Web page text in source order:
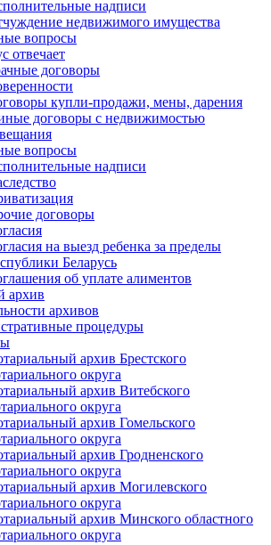
надписи
недвижимого имущества
вопросы
отвечает
договоры
купли-продажи, мены, дарения
договоры с недвижимостью
вопросы
надписи
договоры
на выезд ребенка за пределы
Беларусь
об уплате алиментов
архив
архивов
процедуры
архив Брестского
округа
архив Витебского
округа
архив Гомельского
округа
архив Гродненского
округа
архив Могилевского
округа
архив Минского областного
округа